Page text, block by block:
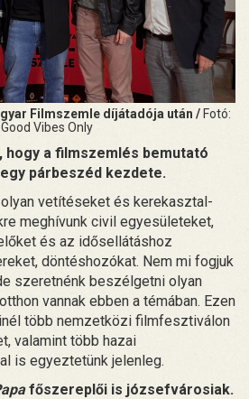
Filmszemle díjátadója után /Fotó:
Good Vibes Only
hogy a filmszemlés bemutató
párbeszéd kezdete.
vetítéseket és kerekasztal-
meghívunk civil egyesületeket,
és az idősellátáshoz
döntéshozókat. Nem mi fogjuk
szeretnénk beszélgetni olyan
vannak ebben a témában. Ezen
több nemzetközi filmfesztiválon
valamint több hazai
is egyeztetünk jelenleg.
főszereplői is józsefvárosiak.